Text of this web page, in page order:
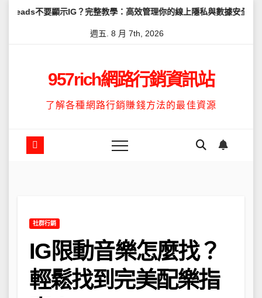
IG？完整教學：高效管理你的線上隱私與數據安全 怎麼讓
週五. 8 月 7th, 2026
957rich網路行銷資訊站
了解各種網路行銷賺錢方法的最佳資源
社群行銷
IG限動音樂怎麼找？
輕鬆找到完美配樂指